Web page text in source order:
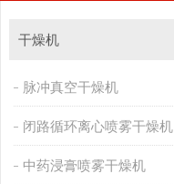
干燥机
脉冲真空干燥机
闭路循环离心喷雾干燥机
中药浸膏喷雾干燥机